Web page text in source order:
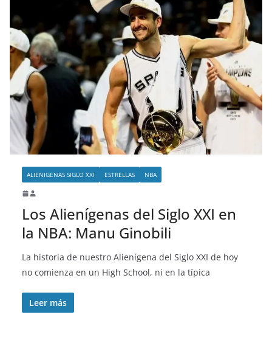
ALIENIGENAS SIGLO XXI ESTRELLAS NBA
Los Alienígenas del Siglo XXI en
la NBA: Manu Ginobili
La historia de nuestro Alienígena del Siglo XXI de hoy
no comienza en un High School, ni en la típica
Leer más